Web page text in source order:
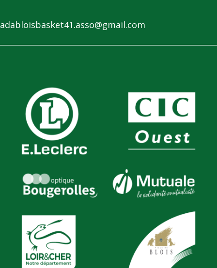
adabloisbasket41.asso@gmail.com